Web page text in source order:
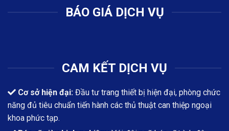
BÁO GIÁ DỊCH VỤ
CAM KẾT DỊCH VỤ
Cơ sở hiện đại: Đầu tư trang thiết bị hiện đại, phòng chức
năng đủ tiêu chuẩn tiến hành các thủ thuật can thiệp ngoại
khoa phức tạp.